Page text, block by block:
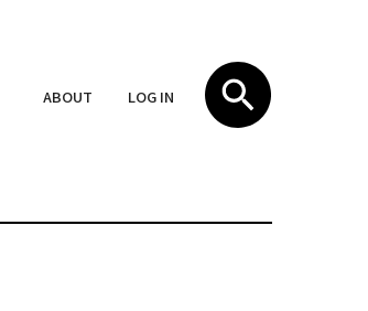
ABOUT LOG IN